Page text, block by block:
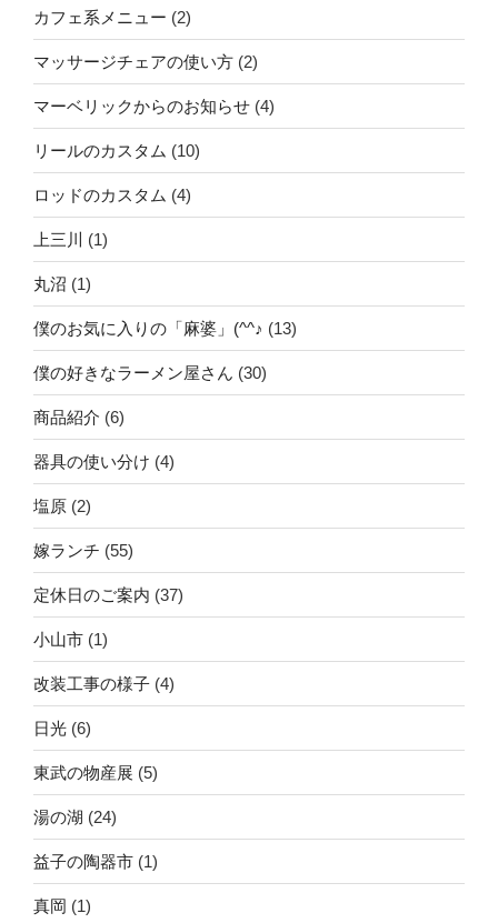
カフェ系メニュー (2)
マッサージチェアの使い方 (2)
マーベリックからのお知らせ (4)
リールのカスタム (10)
ロッドのカスタム (4)
上三川 (1)
丸沼 (1)
僕のお気に入りの「麻婆」(^^♪ (13)
僕の好きなラーメン屋さん (30)
商品紹介 (6)
器具の使い分け (4)
塩原 (2)
嫁ランチ (55)
定休日のご案内 (37)
小山市 (1)
改装工事の様子 (4)
日光 (6)
東武の物産展 (5)
湯の湖 (24)
益子の陶器市 (1)
真岡 (1)